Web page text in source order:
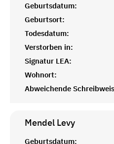
Geburtsdatum:
Geburtsort:
Todesdatum:
Verstorben in:
Signatur LEA:
Wohnort:
Abweichende
Mendel Levy
Geburtsdatum: